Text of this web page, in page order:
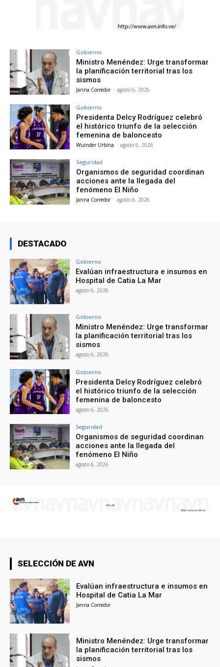
Gobierno
Ministro Menéndez: Urge transformar
la planificación territorial tras los
sismos
Janna Corredor - agosto 6, 2026
Gobierno
Presidenta Delcy Rodríguez celebró
el histórico triunfo de la selección
femenina de baloncesto
Wuinder Urbina - agosto 6, 2026
Seguridad
Organismos de seguridad coordinan
acciones ante la llegada del
fenómeno El Niño
Janna Corredor - agosto 6, 2026
DESTACADO
Gobierno
Evalúan infraestructura e insumos en
Hospital de Catia La Mar
agosto 6, 2026
Gobierno
Ministro Menéndez: Urge transformar
la planificación territorial tras los
sismos
agosto 6, 2026
Gobierno
Presidenta Delcy Rodríguez celebró
el histórico triunfo de la selección
femenina de baloncesto
agosto 6, 2026
Seguridad
Organismos de seguridad coordinan
acciones ante la llegada del
fenómeno El Niño
agosto 6, 2026
SELECCIÓN DE AVN
Evalúan infraestructura e insumos en
Hospital de Catia La Mar
Janna Corredor
Ministro Menéndez: Urge transformar
la planificación territorial tras los
sismos